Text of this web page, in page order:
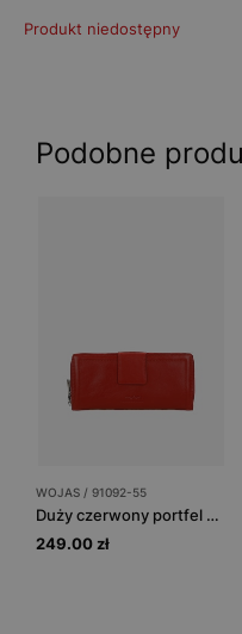
Produkt niedostępny
Podobne
WOJAS / 91092-55
Duży czerwony portfel ze skóry licowej z RFID
249.00 zł